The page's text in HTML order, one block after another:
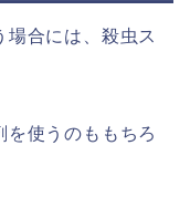
合には、殺虫ス
を使うのももちろ